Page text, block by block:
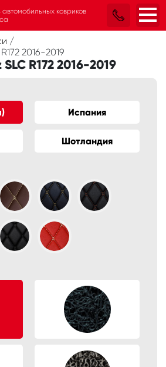
/
2016-2019
R172 2016-2019
Испания
Шотландия
автомобильных ковриков